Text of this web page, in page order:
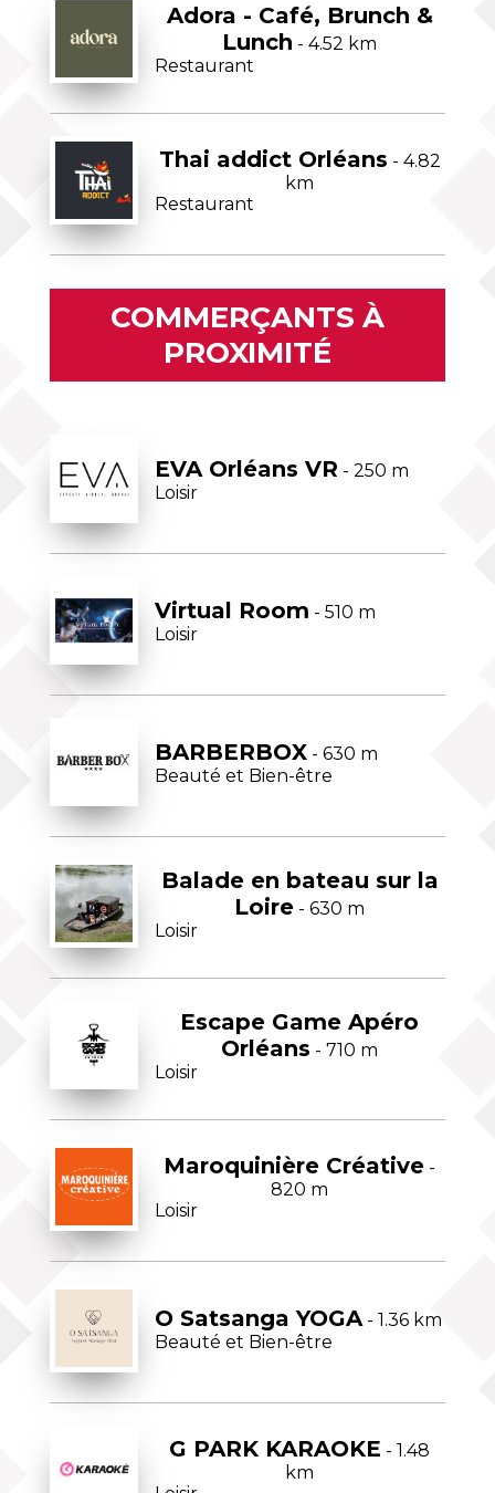
Adora - Café, Brunch &
Lunch - 4.52 km
Restaurant
Thai addict Orléans - 4.82
km
Restaurant
COMMERÇANTS À
PROXIMITÉ
EVA Orléans VR - 250 m
Loisir
Virtual Room - 510 m
Loisir
BARBERBOX- 630 m
Beauté et Bien-être
Balade en bateau sur la
Loire - 630 m
Loisir
Escape Game Apéro
Orléans - 710 m
Loisir
Maroquinière Créative -
820 m
Loisir
O Satsanga YOGA- 1.36 km
Beauté et Bien-être
G PARK KARAOKE - 1.48
km